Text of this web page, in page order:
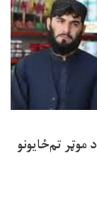
موټر تم‌ځایونو